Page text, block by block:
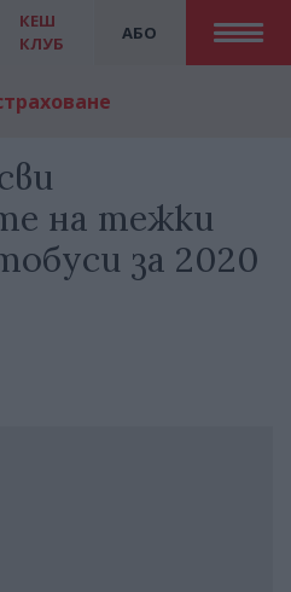
АБО
КЕШ
КЛУБ
на тежки
за 2020